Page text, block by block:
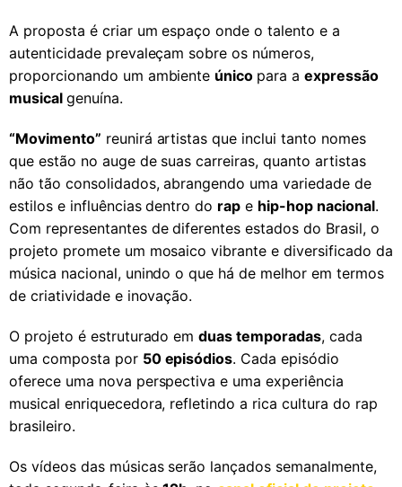
A proposta é criar um espaço onde o talento e a
autenticidade prevaleçam sobre os números,
proporcionando um ambiente único para aexpressão
musical genuína.
“Movimento” reunirá artistas que inclui tanto nomes
que estão no auge de suas carreiras, quanto artistas
não tão consolidados, abrangendo uma variedade de
estilos e influências dentro do rap e hip-hop nacional.
Com representantes de diferentes estados do Brasil, o
projeto promete um mosaico vibrante e diversificado da
música nacional, unindo o que há de melhor em termos
de criatividade e inovação.
O projeto é estruturado emduas temporadas, cada
uma composta por 50 episódios. Cada episódio
oferece uma nova perspectiva e uma experiência
musical enriquecedora, refletindo a rica cultura do rap
brasileiro.
Os vídeos das músicas serão lançados semanalmente,